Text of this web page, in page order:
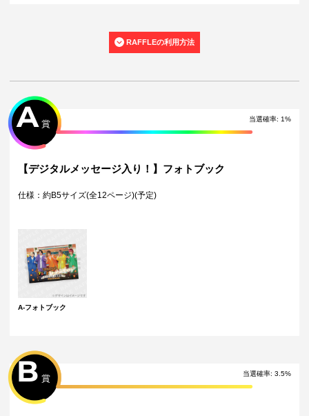
・くじご利用後のお客様都合での景品のキャンセル・返品・交換はいた
到着に関する対応は原則いたしかねます。
他営利目的での転売行為は禁止しております。
・本サービスで獲得された動画･画像･ボイス等のデジタルコンテンツ
は、出品者が著作権を有しております。無断でのSNS等での公開、譲
渡、その他著作権を侵害する行為は禁止しております。
・当選権利は当選者ご本人のみ有効となります。当選権利の譲渡、オー
クション等への出品、その他営利目的での転売は禁止しております。
・運営様の都合により、一部サイン入り景品がご用意ができなくなる場
可能性がございます。（該当者には別途メールにてご連絡させていただ
・弊社サイト以外で景品を購入された場合、弊社は一切責任を負いませ
ん。
・一部の景品は希望景品の選択や希望の宛名を入力（オプション登録）
する必要がございます。期限内に登録いただけなかった場合、ご希望の
配送について
・弊社指定の配送業者から発送させていただくため、配送業者および配
送方法はお選びいただくことができません。
・海外への配送は対応しておりません。
特典について
RAFFLEの利用方法
当選確率: 1%
A 賞
【デジタルメッセージ入り！】フォトブック
仕様：約B5サイズ(全12ページ)(予定)
A-フォトブック
当選確率: 3.5%
B 賞